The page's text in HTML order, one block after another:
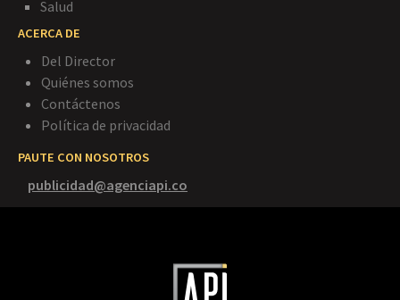
Salud
ACERCA DE
Del Director
Quiénes somos
Contáctenos
Política de privacidad
PAUTE CON NOSOTROS
publicidad@agenciapi.co